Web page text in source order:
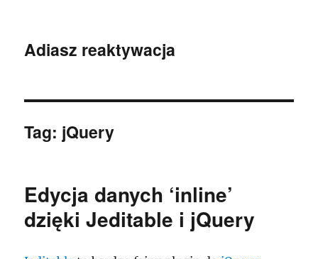
Adiasz reaktywacja
Tag: jQuery
Edycja danych ‘inline’
dzięki Jeditable i jQuery